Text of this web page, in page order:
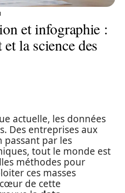
et infographie :
la science des
actuelle, les données
Des entreprises aux
passant par les
tout le monde est
méthodes pour
ces masses
de cette